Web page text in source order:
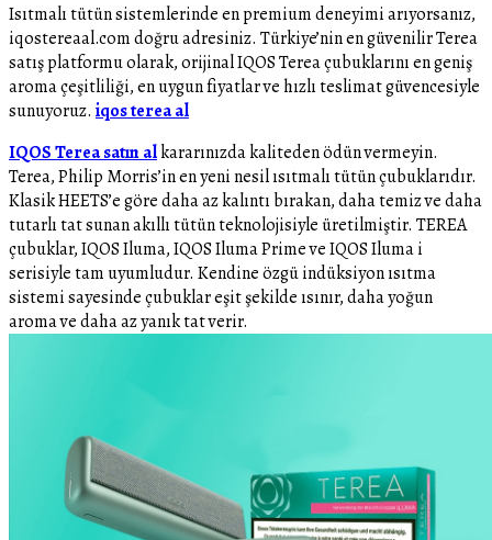
Isıtmalı tütün sistemlerinde en premium deneyimi arıyorsanız,
iqostereaal.com doğru adresiniz. Türkiye’nin en güvenilir Terea
satış platformu olarak, orijinal IQOS Terea çubuklarını en geniş
aroma çeşitliliği, en uygun fiyatlar ve hızlı teslimat güvencesiyle
sunuyoruz. iqos terea al
IQOS Terea satın alkararınızda kaliteden ödün vermeyin.
Terea, Philip Morris’in en yeni nesil ısıtmalı tütün çubuklarıdır.
Klasik HEETS’e göre daha az kalıntı bırakan, daha temiz ve daha
tutarlı tat sunan akıllı tütün teknolojisiyle üretilmiştir. TEREA
çubuklar, IQOS Iluma, IQOS Iluma Prime ve IQOS Iluma i
serisiyle tam uyumludur. Kendine özgü indüksiyon ısıtma
sistemi sayesinde çubuklar eşit şekilde ısınır, daha yoğun
aroma ve daha az yanık tat verir.